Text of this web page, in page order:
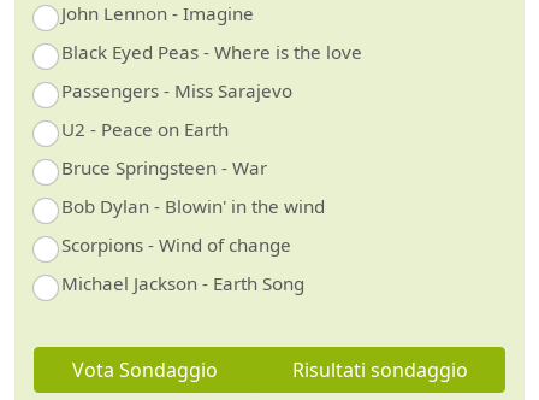
John Lennon - Imagine
Black Eyed Peas - Where is the love
Passengers - Miss Sarajevo
U2 - Peace on Earth
Bruce Springsteen - War
Bob Dylan - Blowin' in the wind
Scorpions - Wind of change
Michael Jackson - Earth Song
Vota Sondaggio Risultati sondaggio